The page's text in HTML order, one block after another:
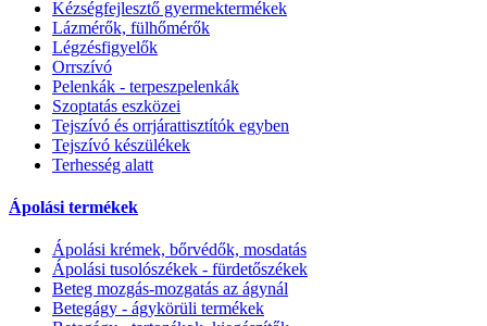
Kézségfejlesztő gyermektermékek
Lázmérők, fülhőmérők
Légzésfigyelők
Orrszívó
Pelenkák - terpeszpelenkák
Szoptatás eszközei
Tejszívó és orrjárattisztítók egyben
Tejszívó készülékek
Terhesség alatt
Ápolási termékek
Ápolási krémek, bőrvédők, mosdatás
Ápolási tusolószékek - fürdetőszékek
Beteg mozgás-mozgatás az ágynál
Betegágy - ágykörüli termékek